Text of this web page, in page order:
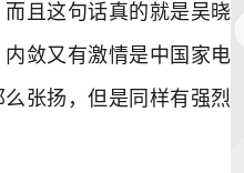
且这句话真的就是吴晓
敛又有激情是中国家电
张扬，但是同样有强烈